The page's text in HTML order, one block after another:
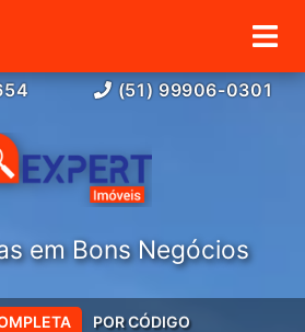
(51) 99906-0301
em Bons Negócios
POR CÓDIGO